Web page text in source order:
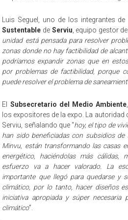
Luis Seguel, uno de los integrantes de
Sustentable de Serviu , equipo gestor
unidad está pensada para resolver
zonas donde no hay factibilidad de
podríamos expandir zonas que en
por problemas de factibilidad, porque
puede resolver el problema de
El Subsecretario del Medio Ambiente
los expositores de la expo. La autoridad
Serviu, señalando que “hoy, el tipo de
han sido beneficiadas con subsidios de
Minvu, están transformando las casas
energético, haciéndolas más cálidas,
esfuerzo va a hacer valorado. La
importante que llegó para quedarse y
climático, por lo tanto, hacer diseños
iniciativa apropiada y súper necesaria
climático”.